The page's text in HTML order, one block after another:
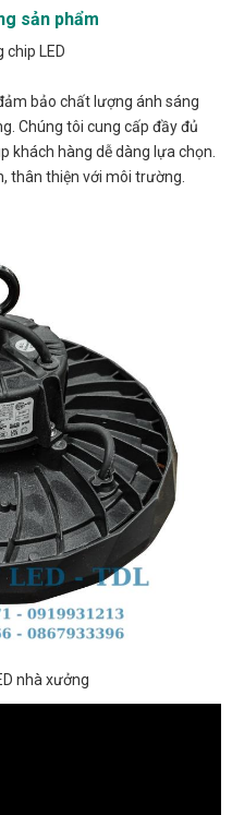
sản phẩm
chip LED
bảo chất lượng ánh sáng
Chúng tôi cung cấp đầy đủ
khách hàng dễ dàng lựa chọn.
thân thiện với môi trường.
nhà xưởng